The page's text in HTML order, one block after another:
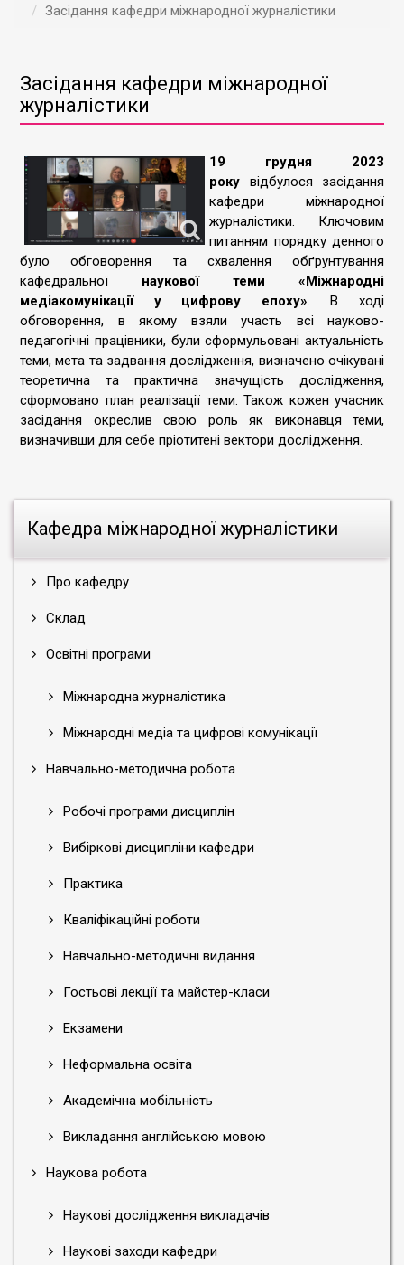
Засідання кафедри міжнародної журналістики
Кафедра міжнародної журналістики
Про кафедру
Склад
Освітні програми
Міжнародна журналістика
Міжнародні медіа та цифрові комунікації
Навчально-методична робота
Робочі програми дисциплін
Вибіркові дисципліни кафедри
Практика
Кваліфікаційні роботи
Навчально-методичні видання
Гостьові лекції та майстер-класи
Екзамени
Неформальна освіта
Академічна мобільність
Викладання англійською мовою
Наукова робота
Наукові дослідження викладачів
Наукові заходи кафедри
Засідання кафедри міжнародної
журналістики
19 грудня 2023
року відбулося засідання
кафедри міжнародної
журналістики. Ключовим
питанням порядку денного
було обговорення та схвалення обґрунтування
кафедральної наукової теми «Міжнародні
медіакомунікації у цифрову епоху». В ході
обговорення, в якому взяли участь всі науково-
педагогічні працівники, були сформульовані актуальність
теми, мета та задвання дослідження, визначено очікувані
теоретична та практична значущість дослідження,
сформовано план реалізації теми. Також кожен учасник
засідання окреслив свою роль як виконавця теми,
визначивши для себе пріотитені вектори дослідження.